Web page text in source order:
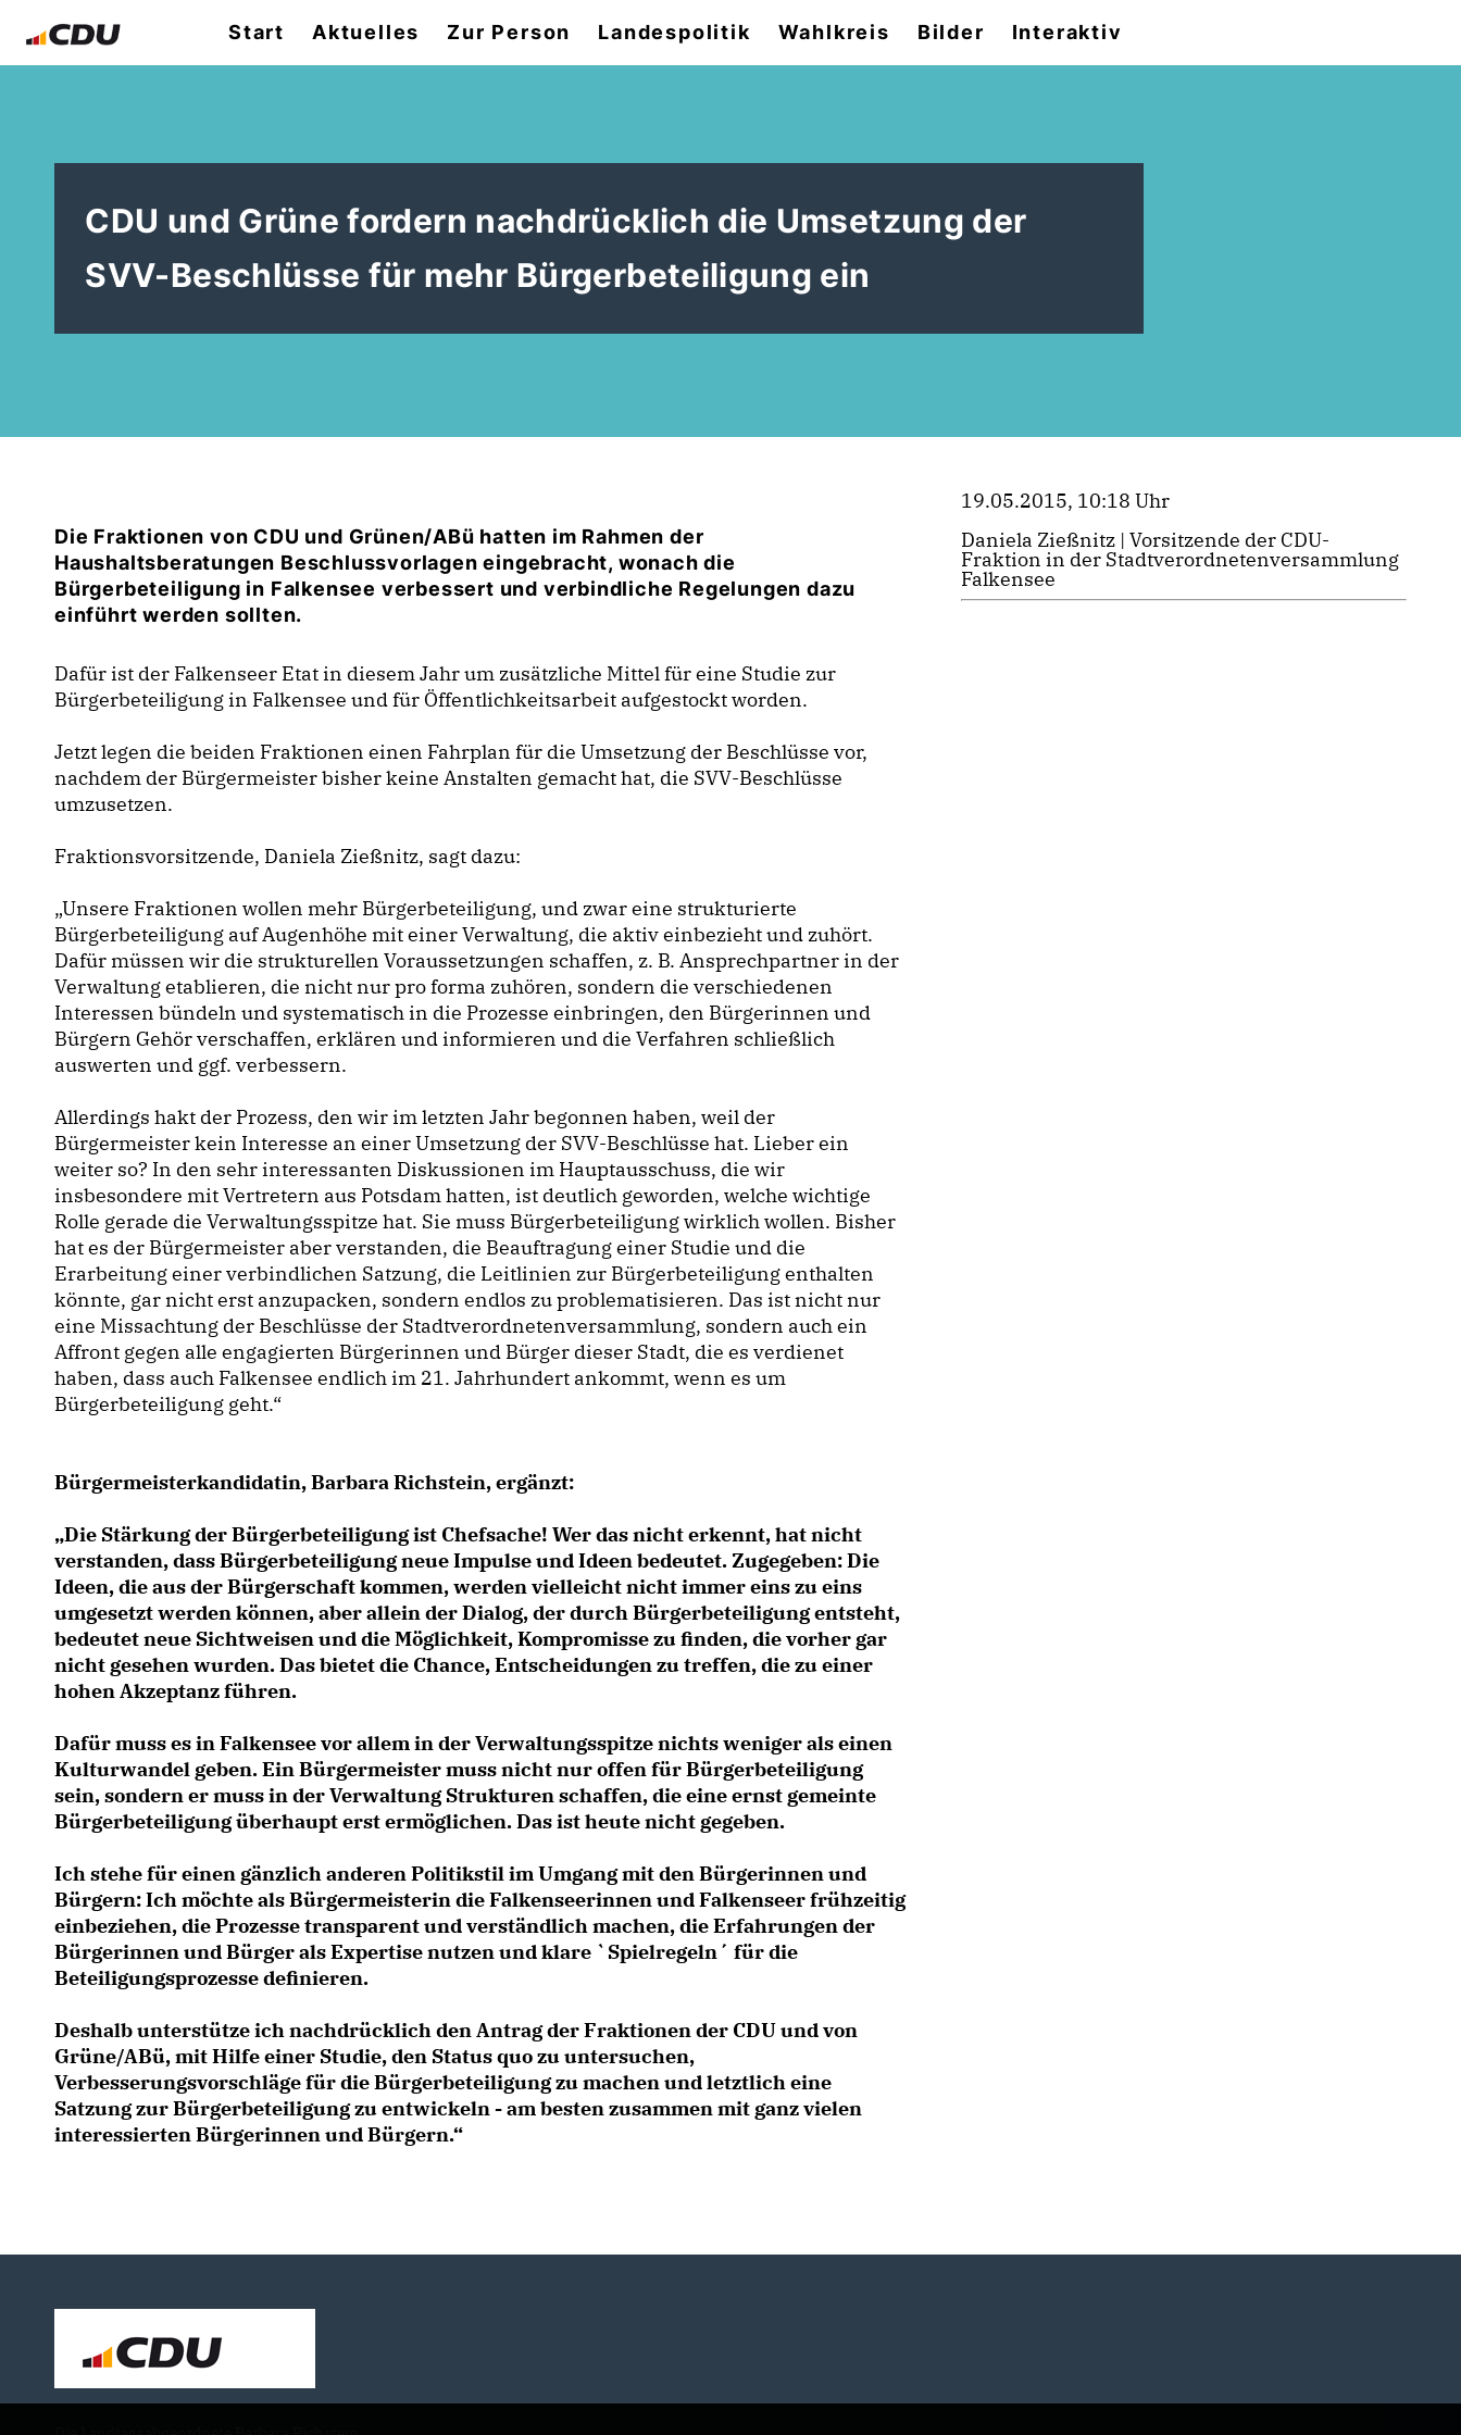
Start Aktuelles Zur Person Landespolitik Wahlkreis Bilder Interaktiv
CDU und Grüne fordern nachdrücklich die Umsetzung der
SVV-Beschlüsse für mehr Bürgerbeteiligung ein
Die Fraktionen von CDU und Grünen/ABü hatten im Rahmen der
Haushaltsberatungen Beschlussvorlagen eingebracht, wonach die
Bürgerbeteiligung in Falkensee verbessert und verbindliche Regelungen dazu
einführt werden sollten.
Dafür ist der Falkenseer Etat in diesem Jahr um zusätzliche Mittel für eine Studie zur
Bürgerbeteiligung in Falkensee und für Öffentlichkeitsarbeit aufgestockt worden.
Jetzt legen die beiden Fraktionen einen Fahrplan für die Umsetzung der Beschlüsse vor,
nachdem der Bürgermeister bisher keine Anstalten gemacht hat, die SVV-Beschlüsse
umzusetzen.
Fraktionsvorsitzende, Daniela Zießnitz, sagt dazu:
Unsere Fraktionen wollen mehr Bürgerbeteiligung, und zwar eine strukturierte
Bürgerbeteiligung auf Augenhöhe mit einer Verwaltung, die aktiv einbezieht und zuhört.
Dafür müssen wir die strukturellen Voraussetzungen schaffen, z. B. Ansprechpartner in der
Verwaltung etablieren, die nicht nur pro forma zuhören, sondern die verschiedenen
Interessen bündeln und systematisch in die Prozesse einbringen, den Bürgerinnen und
Bürgern Gehör verschaffen, erklären und informieren und die Verfahren schließlich
auswerten und ggf. verbessern.
Allerdings hakt der Prozess, den wir im letzten Jahr begonnen haben, weil der
Bürgermeister kein Interesse an einer Umsetzung der SVV-Beschlüsse hat. Lieber ein
weiter so? In den sehr interessanten Diskussionen im Hauptausschuss, die wir
insbesondere mit Vertretern aus Potsdam hatten, ist deutlich geworden, welche wichtige
Rolle gerade die Verwaltungsspitze hat. Sie muss Bürgerbeteiligung wirklich wollen. Bisher
hat es der Bürgermeister aber verstanden, die Beauftragung einer Studie und die
Erarbeitung einer verbindlichen Satzung, die Leitlinien zur Bürgerbeteiligung enthalten
könnte, gar nicht erst anzupacken, sondern endlos zu problematisieren. Das ist nicht nur
eine Missachtung der Beschlüsse der Stadtverordnetenversammlung, sondern auch ein
Affront gegen alle engagierten Bürgerinnen und Bürger dieser Stadt, die es verdienet
haben, dass auch Falkensee endlich im 21. Jahrhundert ankommt, wenn es um
Bürgerbeteiligung geht.“
Bürgermeisterkandidatin, Barbara Richstein, ergänzt:
Die Stärkung der Bürgerbeteiligung ist Chefsache! Wer das nicht erkennt, hat nicht
verstanden, dass Bürgerbeteiligung neue Impulse und Ideen bedeutet. Zugegeben: Die
Ideen, die aus der Bürgerschaft kommen, werden vielleicht nicht immer eins zu eins
umgesetzt werden können, aber allein der Dialog, der durch Bürgerbeteiligung entsteht,
bedeutet neue Sichtweisen und die Möglichkeit, Kompromisse zu finden, die vorher gar
nicht gesehen wurden. Das bietet die Chance, Entscheidungen zu treffen, die zu einer
hohen Akzeptanz führen.
Dafür muss es in Falkensee vor allem in der Verwaltungsspitze nichts weniger als einen
Kulturwandel geben. Ein Bürgermeister muss nicht nur offen für Bürgerbeteiligung
sein, sondern er muss in der Verwaltung Strukturen schaffen, die eine ernst gemeinte
Bürgerbeteiligung überhaupt erst ermöglichen. Das ist heute nicht gegeben.
Ich stehe für einen gänzlich anderen Politikstil im Umgang mit den Bürgerinnen und
Bürgern: Ich möchte als Bürgermeisterin die Falkenseerinnen und Falkenseer frühzeitig
einbeziehen, die Prozesse transparent und verständlich machen, die Erfahrungen der
Bürgerinnen und Bürger als Expertise nutzen und klare `Spielregeln´ für die
Beteiligungsprozesse definieren.
Deshalb unterstütze ich nachdrücklich den Antrag der Fraktionen der CDU und von
Grüne/ABü, mit Hilfe einer Studie, den Status quo zu untersuchen,
Verbesserungsvorschläge für die Bürgerbeteiligung zu machen und letztlich eine
Satzung zur Bürgerbeteiligung zu entwickeln - am besten zusammen mit ganz vielen
interessierten Bürgerinnen und Bürgern.“
19.05.2015, 10:18 Uhr
Daniela Zießnitz | Vorsitzende der CDU-
Fraktion in der Stadtverordnetenversammlung
Falkensee